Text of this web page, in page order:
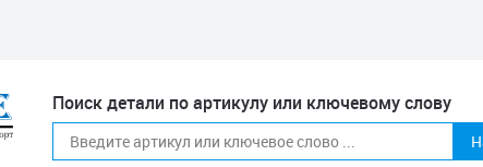
Поиск детали по артикулу или ключевому слову